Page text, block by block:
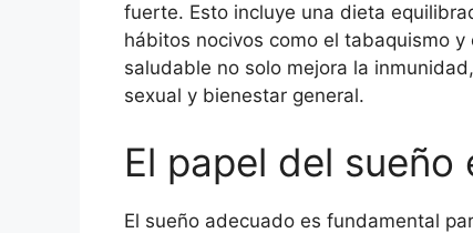
fuerte. Esto incluye una dieta
hábitos nocivos como el tabaquismo
saludable no solo mejora la
sexual y bienestar general.
El papel del sueño
El sueño adecuado es fundamental